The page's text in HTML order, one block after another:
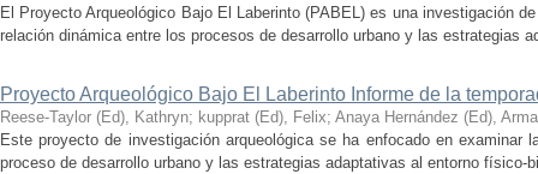
El Proyecto Arqueológico Bajo El Laberinto (PABEL) es una investigación
relación dinámica entre los procesos de desarrollo urbano y las estrategias
Proyecto Arqueológico Bajo El Laberinto Informe de la
Reese-Taylor (Ed), Kathryn; kupprat (Ed), Felix; Anaya Hernández (Ed),
Este proyecto de investigación arqueológica se ha enfocado en examinar
proceso de desarrollo urbano y las estrategias adaptativas al entorno físico-